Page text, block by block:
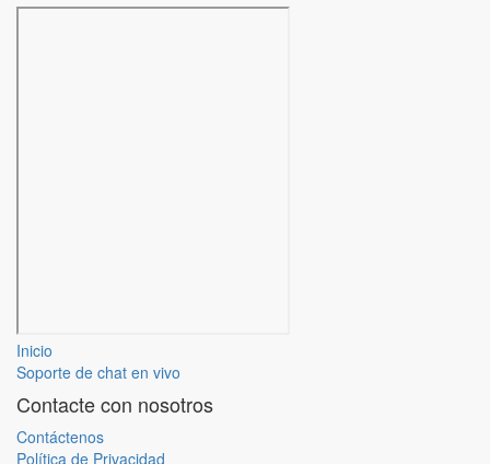
Inicio
Soporte de chat en vivo
Contacte con nosotros
Contáctenos
Política de Privacidad